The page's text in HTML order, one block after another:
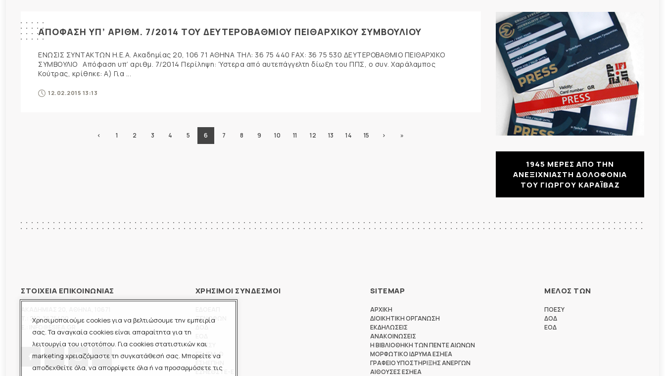
Χρησιμοποιούμε cookies για να βελτιώσουμε την εμπειρία
σας. Τα αναγκαία cookies είναι απαραίτητα για τη
λειτουργία του ιστοτόπου. Για cookies στατιστικών και
marketing χρειαζόμαστε τη συγκατάθεσή σας. Μπορείτε να
αποδεχθείτε όλα, να απορρίψετε όλα ή να προσαρμόσετε τις
ΑΠΟΦΑΣΗ ΥΠ’ ΑΡΙΘΜ. 7/2014 ΤΟΥ ΔΕΥΤΕΡΟΒΑΘΜΙΟΥ ΠΕΙΘΑΡΧΙΚΟΥ ΣΥΜΒΟΥΛΙΟΥ
ΕΝΩΣΙΣ ΣΥΝΤΑΚΤΩΝ Η.Ε.Α. Ακαδημίας 20, 106 71 ΑΘΗΝΑ ΤΗΛ: 36 75 440 FAX: 36 75 530 ΔΕΥΤΕΡΟΒΑΘΜΙΟ ΠΕΙΘΑΡΧΙΚΟ
ΣΥΜΒΟΥΛΙΟ Απόφαση υπ’ αριθμ. 7/2014 Περίληψη: Ύστερα από αυτεπάγγελτη δίωξη του ΠΠΣ, ο συν. Χαράλαμπος
Κούτρας, κρίθηκε: Α) Για ...
12.02.2015 13:13
‹ 1 2 3 4 5 6 7 8 9 10 11 12 13 14 15 › »
1945 ΜΕΡΕΣ ΑΠΟ ΤΗΝ
ΑΝΕΞΙΧΝΙΑΣΤΗ ΔΟΛΟΦΟΝΙΑ
ΤΟΥ ΓΙΩΡΓΟΥ ΚΑΡΑΪΒΑΖ
ΣΤΟΙΧΕΙΑ ΕΠΙΚΟΙΝΩΝΙΑΣ
210-3675400
ΧΡΗΣΙΜΟΙ ΣΥΝΔΕΣΜΟΙ
ΞΕΝΟΦΩΝ
ΠΟΕΣΥ
ΕΣΗΕΜ-Θ
ΕΣΗΕΘΣΤΕ-Ε
SITEMAP
ΑΡΧΙΚΗ
ΔΙΟΙΚΗΤΙΚΗ ΟΡΓΑΝΩΣΗ
ΕΚΔΗΛΩΣΕΙΣ
ΑΝΑΚΟΙΝΩΣΕΙΣ
Η ΒΙΒΛΙΟΘΗΚΗ ΤΩΝ ΠΕΝΤΕ ΑΙΩΝΩΝ
ΜΟΡΦΩΤΙΚΟ ΙΔΡΥΜΑ ΕΣΗΕΑ
ΓΡΑΦΕΙΟ ΥΠΟΣΤΗΡΙΞΗΣ ΑΝΕΡΓΩΝ
ΑΙΘΟΥΣΕΣ ΕΣΗΕΑ
ΜΕΛΟΣ ΤΩΝ
ΠΟΕΣΥ
ΔΟΔ
ΕΟΔ